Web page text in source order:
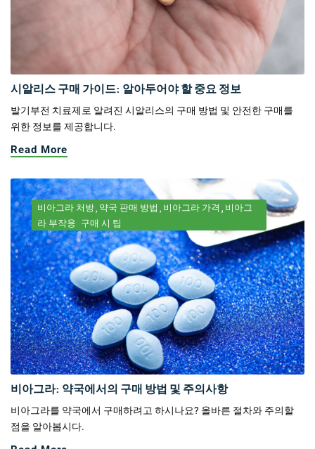
시알리스 구매 가이드: 알아두어야 할 중요 정보
발기부전 치료제로 알려진 시알리스의 구매 방법 및 안전한 구매를
위한 정보를 제공합니다.
Read More
비아그라 처방 약국 판매 방법 비아그라 가격
비아그
라 부작용 구매 시 팁
비아그라: 약국에서의 구매 방법 및 주의사항
비아그라를 약국에서 구매하려고 하시나요? 올바른 절차와 주의할
점을 알아봅시다.